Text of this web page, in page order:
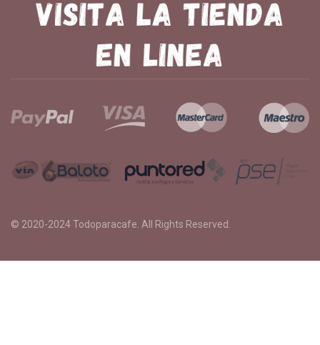
© 2020-2024Todoparacafe . All Rights Reserved.